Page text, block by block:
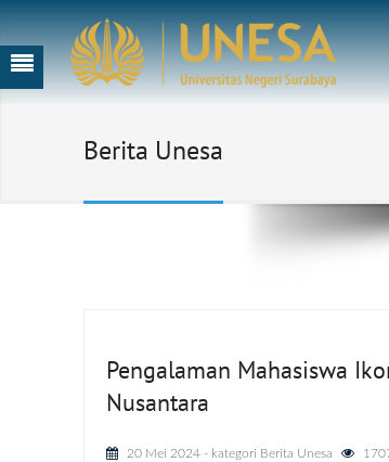
Berita Unesa
Pengalaman Mahasiswa
Nusantara
20 Mei 2024 - kategori Berita Unesa